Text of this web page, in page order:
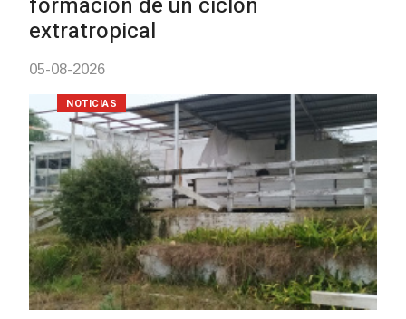
Clases de Muai Thai en
Charrúa
03-08-2026
NOTICIAS